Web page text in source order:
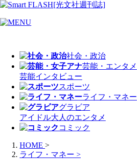
社会・政治
芸能・エンタメ
芸能インタビュー
スポーツ
ライフ・マネー
グラビア
アイドル大人のエンタメ
コミック
HOME >
ライフ・マネー >